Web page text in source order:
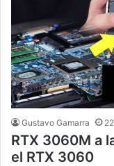
Gustavo Gamarra
RTX 3060M a
el RTX 3060